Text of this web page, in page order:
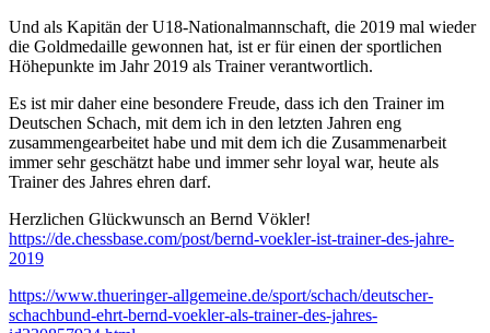
Und als Kapitän der U18-Nationalmannschaft, die 2019 mal wieder
die Goldmedaille gewonnen hat, ist er für einen der sportlichen
Höhepunkte im Jahr 2019 als Trainer verantwortlich.
Es ist mir daher eine besondere Freude, dass ich den Trainer im
Deutschen Schach, mit dem ich in den letzten Jahren eng
zusammengearbeitet habe und mit dem ich die Zusammenarbeit
immer sehr geschätzt habe und immer sehr loyal war, heute als
Trainer des Jahres ehren darf.
Herzlichen Glückwunsch an Bernd Vökler!
https://de.chessbase.com/post/bernd-voekler-ist-trainer-des-jahre-
2019
https://www.thueringer-allgemeine.de/sport/schach/deutscher-
schachbund-ehrt-bernd-voekler-als-trainer-des-jahres-